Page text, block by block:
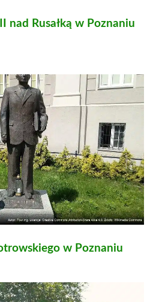
nad Rusałką w Poznaniu
w Poznaniu